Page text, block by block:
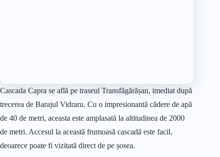
Cascada Capra se află pe traseul Transfăgărășan, imediat după
trecerea de Barajul Vidraru. Cu o impresionantă cădere de apă
de 40 de metri, aceasta este amplasată la altitudinea de 2000
de metri. Accesul la această frumoasă cascadă este facil,
deoarece poate fi vizitată direct de pe șosea.